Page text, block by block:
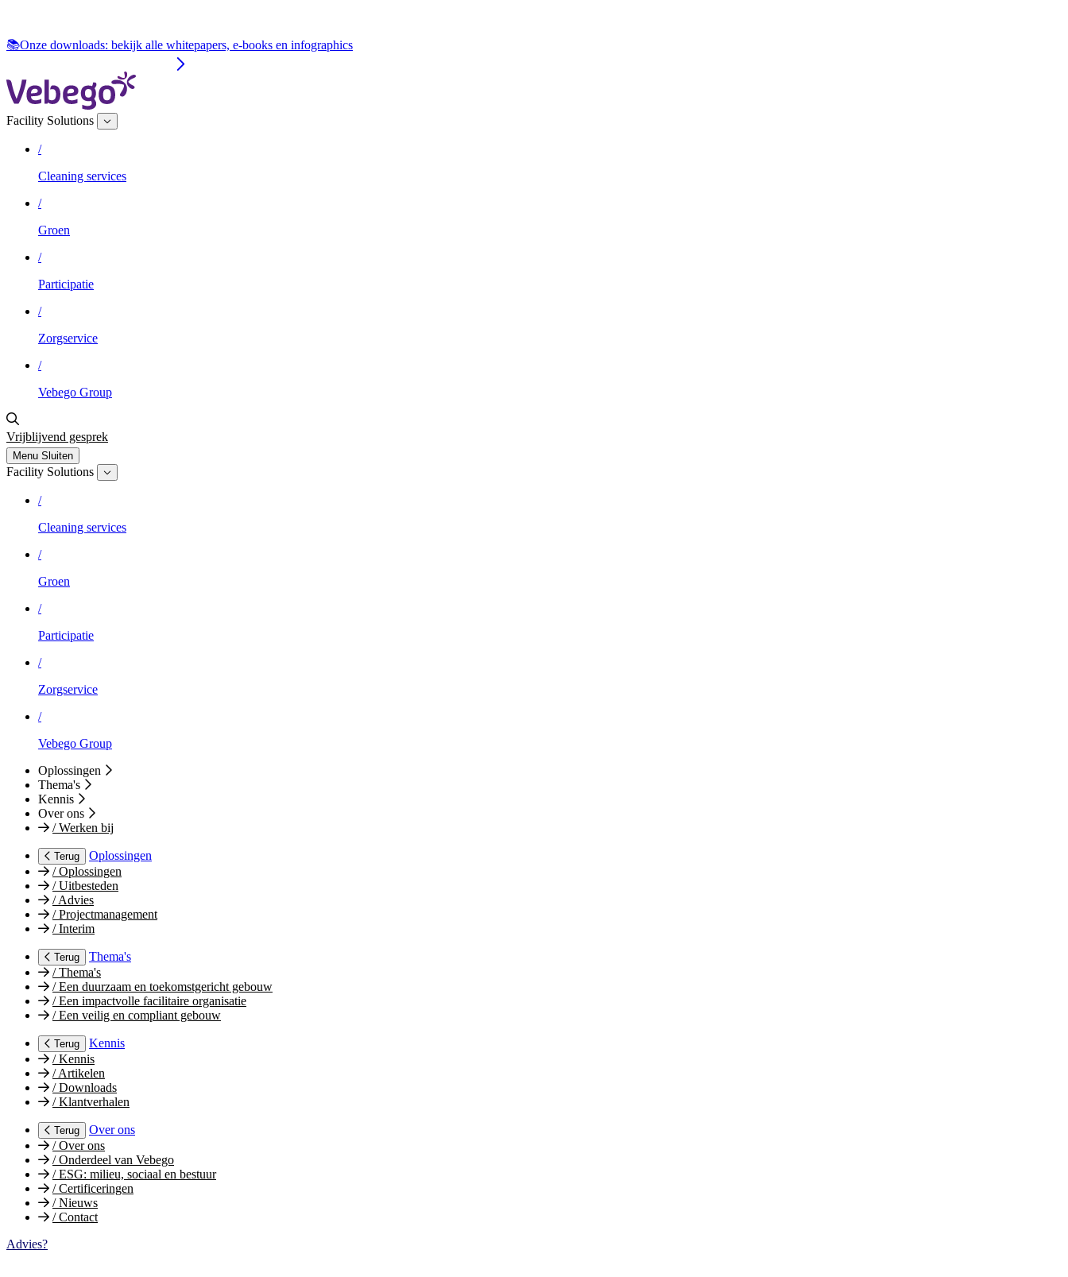
📚Onze downloads: bekijk alle whitepapers, e‑books en infographics
Facility Solutions
/
Cleaning services
/
Groen
/
Participatie
/
Zorgservice
/
Vebego Group
Vrijblijvend gesprek
Menu Sluiten
Facility Solutions
/
Cleaning services
/
Groen
/
Participatie
/
Zorgservice
/
Vebego Group
Oplossingen
Thema's
Kennis
Over ons
/Werken bij
Terug
Oplossingen
/Oplossingen
/Uitbesteden
/Advies
/Projectmanagement
/Interim
Terug
Thema's
/Thema's
/Een duurzaam en toekomstgericht gebouw
/Een impactvolle facilitaire organisatie
/Een veilig en compliant gebouw
Terug
Kennis
/Kennis
/Artikelen
/Downloads
/Klantverhalen
Terug
Over ons
/Over ons
/Onderdeel van Vebego
/ESG: milieu, sociaal en bestuur
/Certificeringen
/Nieuws
/Contact
Advies?